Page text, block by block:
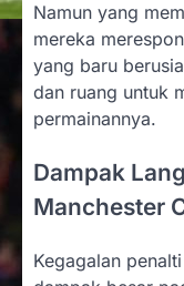
Namun yang
mereka
yang baru
dan ruang untuk
permainannya.
Dampak
Manchester
Kegagalan